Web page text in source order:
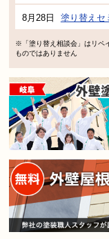
8月28日 塗り替えセミナー＆屋根、外壁の塗り
※「塗り替え相談会」はリペ
ものではありません